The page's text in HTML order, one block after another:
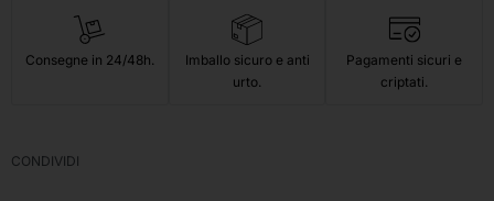
Consegne in 24/48h.
Imballo sicuro e anti
urto.
Pagamenti sicuri e
criptati.
CONDIVIDI